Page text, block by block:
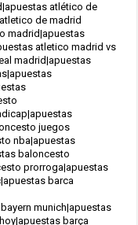
atlético de
de madrid
madrid|apuestas
atletico madrid vs
madrid|apuestas
juegos
nba|apuestas
baloncesto
prorroga|apuestas
barca
munich|apuestas
barça